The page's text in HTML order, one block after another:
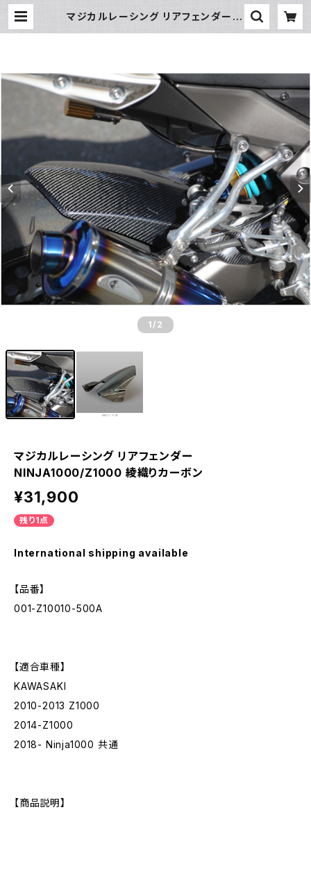
マジカルレーシング リアフェンダー N
1 /2
マジカルレーシング リアフェンダー
NINJA1000/Z1000 綾織りカーボン
¥31,900
残り1点
International shipping available
【品番】
001-Z10010-500A
【適合車種】
KAWASAKI
2010-2013 Z1000
2014-Z1000
2018- Ninja1000 共通
【商品説明】